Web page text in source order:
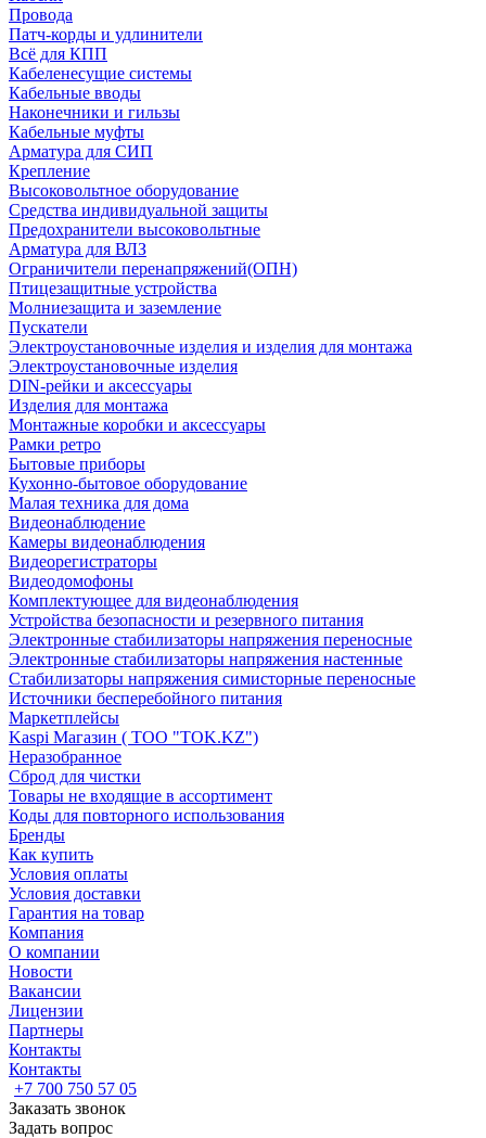
Провода
Патч-корды и удлинители
Всё для КПП
Кабеленесущие системы
Кабельные вводы
Наконечники и гильзы
Кабельные муфты
Арматура для СИП
Крепление
Высоковольтное оборудование
Средства индивидуальной защиты
Предохранители высоковольтные
Арматура для ВЛЗ
Ограничители перенапряжений(ОПН)
Птицезащитные устройства
Молниезащита и заземление
Пускатели
Электроустановочные изделия и изделия для монтажа
Электроустановочные изделия
DIN-рейки и аксессуары
Изделия для монтажа
Монтажные коробки и аксессуары
Рамки ретро
Бытовые приборы
Кухонно-бытовое оборудование
Малая техника для дома
Видеонаблюдение
Камеры видеонаблюдения
Видеорегистраторы
Видеодомофоны
Комплектующее для видеонаблюдения
Устройства безопасности и резервного питания
Электронные стабилизаторы напряжения переносные
Электронные стабилизаторы напряжения настенные
Стабилизаторы напряжения симисторные переносные
Источники бесперебойного питания
Маркетплейсы
Kaspi Магазин ( ТОО "TOK.KZ")
Неразобранное
Сброд для чистки
Товары не входящие в ассортимент
Коды для повторного использования
Бренды
Как купить
Условия оплаты
Условия доставки
Гарантия на товар
Компания
О компании
Новости
Вакансии
Лицензии
Партнеры
Контакты
Контакты
+7 700 750 57 05
Заказать звонок
Задать вопрос